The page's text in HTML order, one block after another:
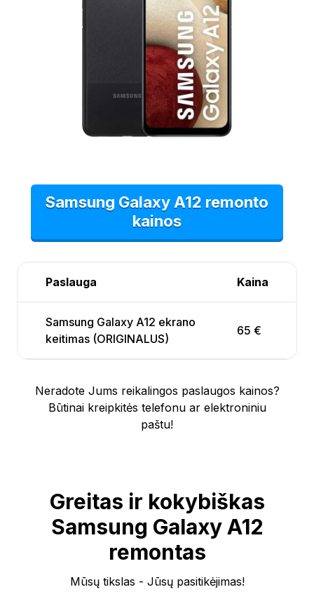
Samsung Galaxy A12 remonto
kainos
Paslauga Kaina
Samsung Galaxy A12 ekrano
keitimas (ORIGINALUS)
65 €
Neradote Jums reikalingos paslaugos kainos?
Būtinai kreipkitės telefonu ar elektroniniu
paštu!
Greitas ir kokybiškas
Samsung Galaxy A12
remontas
Mūsų tikslas - Jūsų pasitikėjimas!